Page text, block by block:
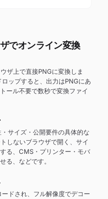
でオンライン変換
ザ上で直接PNGに変換しま
ップすると、出力はPNGにあ
ール不要で数秒で変換ファイ
サイズ・公開要件の具体的な
しないブラウザで開く、サイ
る、CMS・プリンター・モバ
る、などです。
ドされ、フル解像度でデコー